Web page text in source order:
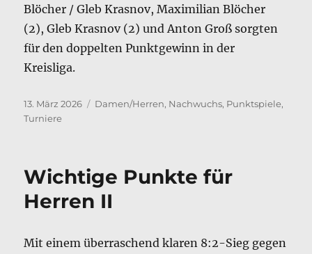
Blöcher / Gleb Krasnov, Maximilian Blöcher
(2), Gleb Krasnov (2) und Anton Groß sorgten
für den doppelten Punktgewinn in der
Kreisliga.
Veröffentlicht
am
13. März 2026 Kategorien
Damen/Herren, Nachwuchs, Punktspiele,
Turniere
Wichtige Punkte für
Herren II
Mit einem überraschend klaren 8:2-Sieg gegen